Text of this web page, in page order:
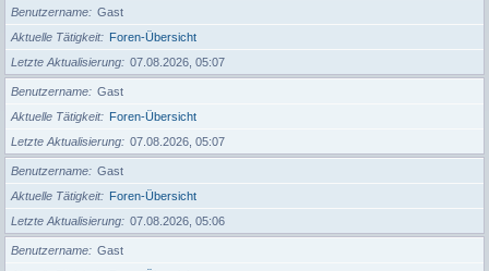
Benutzername
Gast
Aktuelle Tätigkeit
Foren-Übersicht
Letzte Aktualisierung
07.08.2026, 05:07
Benutzername
Gast
Aktuelle Tätigkeit
Foren-Übersicht
Letzte Aktualisierung
07.08.2026, 05:07
Benutzername
Gast
Aktuelle Tätigkeit
Foren-Übersicht
Letzte Aktualisierung
07.08.2026, 05:06
Benutzername
Gast